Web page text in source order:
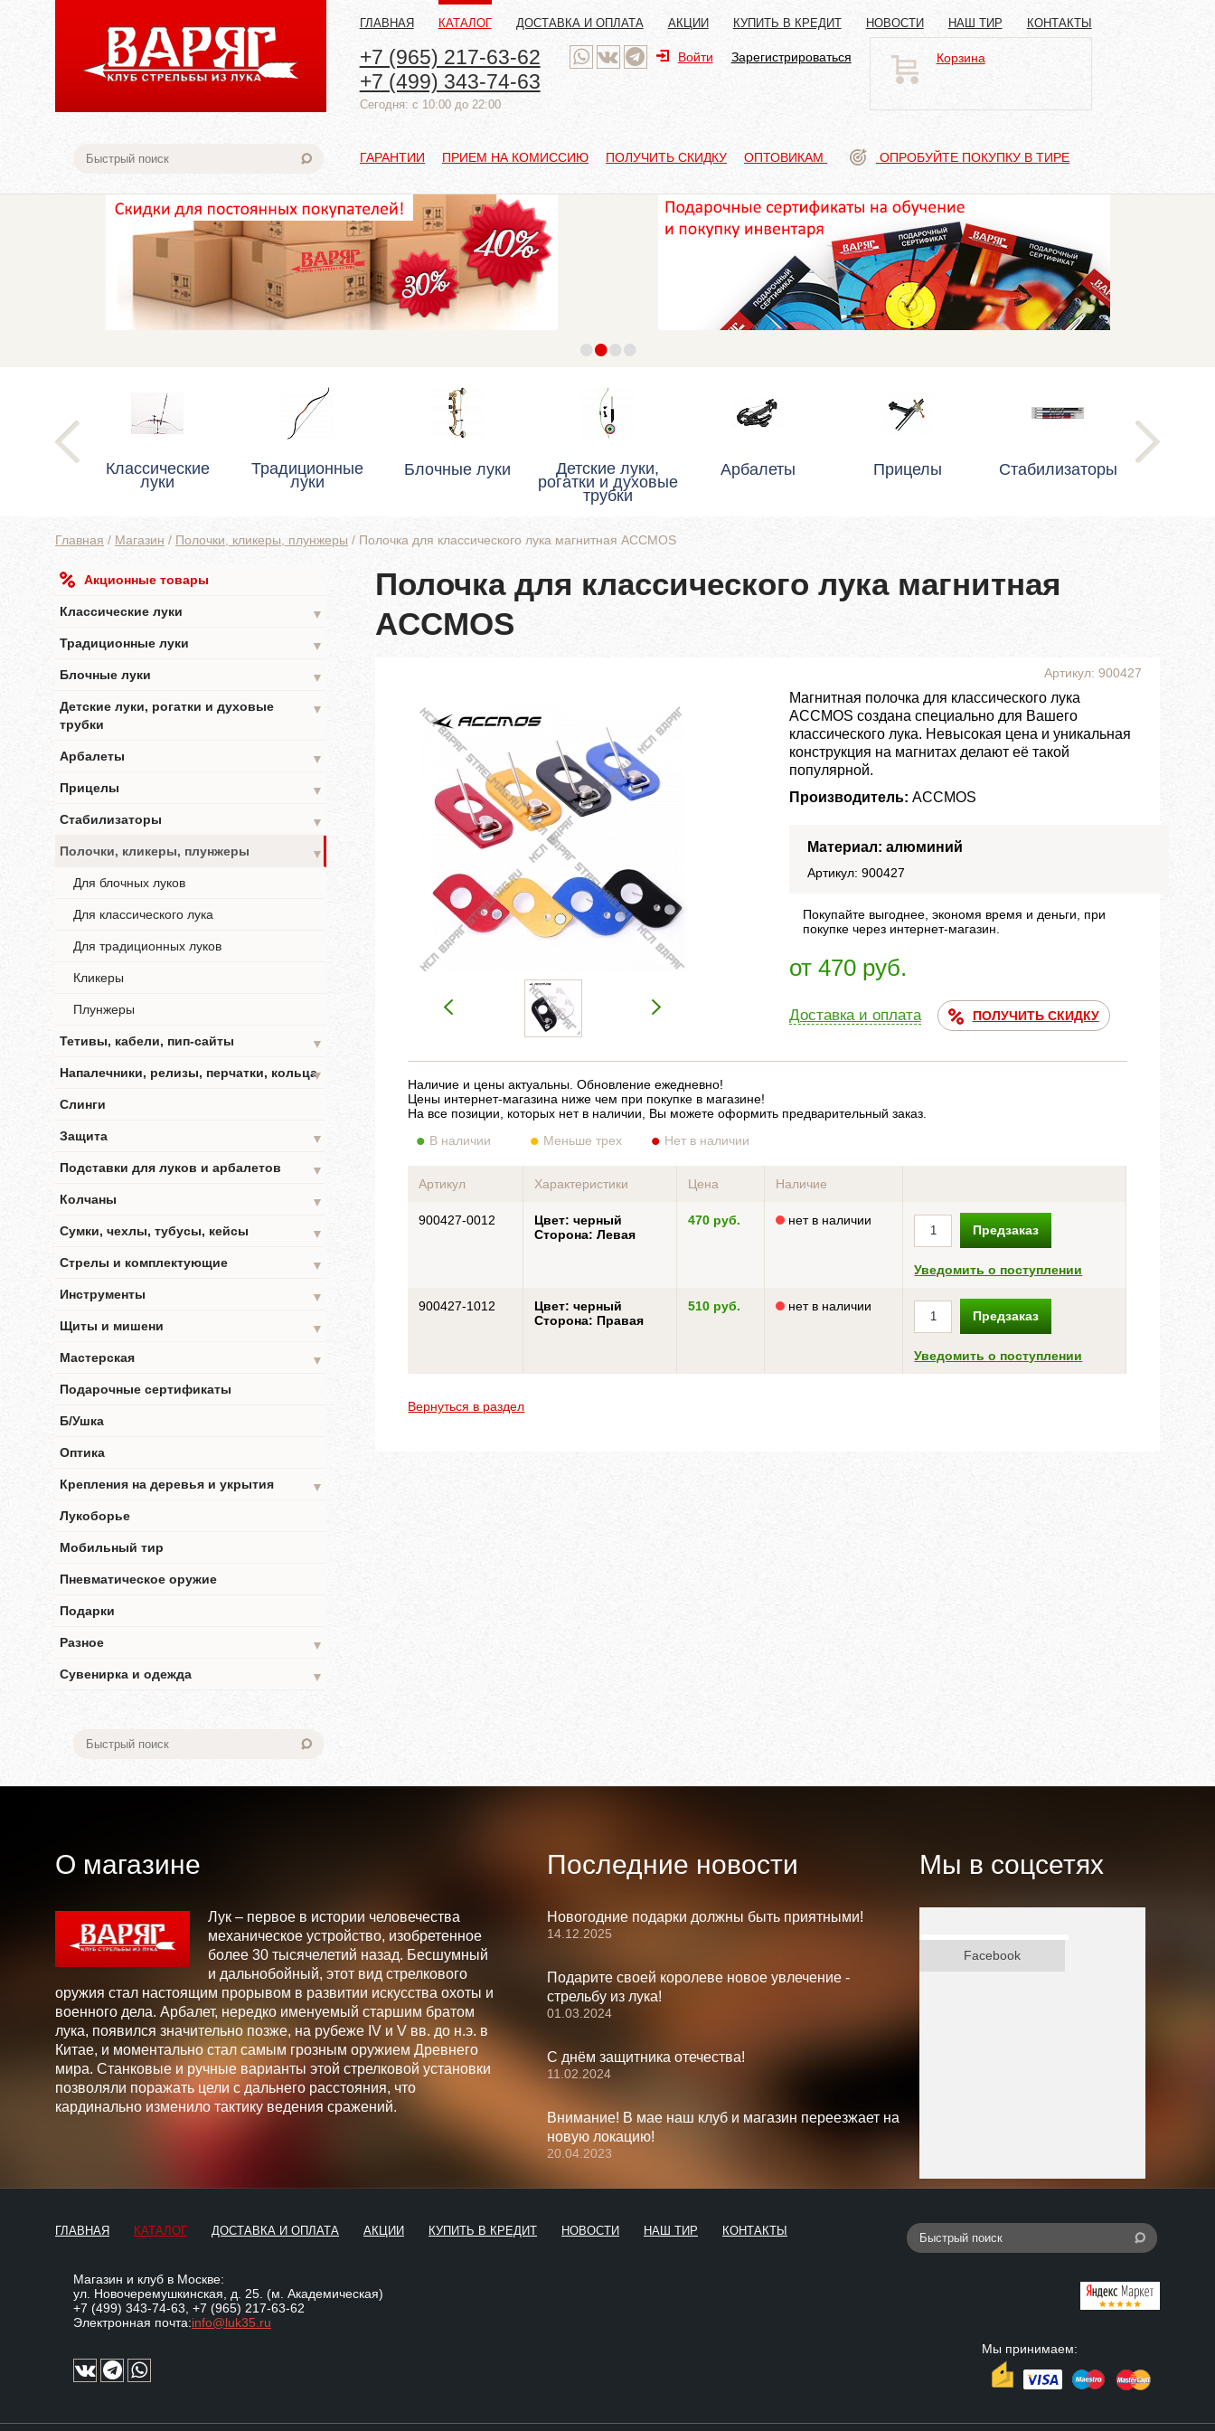
ГЛАВНАЯ КАТАЛОГ ДОСТАВКА И ОПЛАТА АКЦИИ КУПИТЬ В КРЕДИТ НОВОСТИ НАШ ТИР КОНТАКТЫ
+7 (965) 217-63-62
+7 (499) 343-74-63
Cегодня: с 10:00 до 22:00
Войти Зарегистрироваться Корзина
ГАРАНТИИ ПРИЕМ НА КОМИССИЮ ПОЛУЧИТЬ СКИДКУ ОПТОВИКАМ ОПРОБУЙТЕ ПОКУПКУ В ТИРЕ
••••
Классические
луки
Традиционные
луки
Блочные луки Детские луки,
рогатки и духовые
трубки
Арбалеты Прицелы Стабилизаторы
Главная / Магазин / Полочки, кликеры, плунжеры / Полочка для классического лука магнитная ACCMOS
Акционные товары
Классические луки
▼
Традиционные луки
▼
Блочные луки
▼
Детские луки, рогатки и духовые
трубки
▼
Арбалеты
▼
Прицелы
▼
Стабилизаторы
▼
Полочки, кликеры, плунжеры
▼
Для блочных луков
Для классического лука
Для традиционных луков
Кликеры
Плунжеры
Тетивы, кабели, пип-сайты
▼
Напалечники, релизы, перчатки, кольца▼
Слинги
Защита
▼
Подставки для луков и арбалетов
▼
Колчаны
▼
Сумки, чехлы, тубусы, кейсы
▼
Стрелы и комплектующие
▼
Инструменты
▼
Щиты и мишени
▼
Мастерская
▼
Подарочные сертификаты
Б/Ушка
Оптика
Крепления на деревья и укрытия
▼
Лукоборье
Мобильный тир
Пневматическое оружие
Подарки
Разное
▼
Сувенирка и одежда
▼
Полочка для классического лука магнитная
ACCMOS
Артикул: 900427
Магнитная полочка для классического лука
ACCMOS создана специально для Вашего
классического лука. Невысокая цена и уникальная
конструкция на магнитах делают её такой
популярной.
Производитель: ACCMOS
Материал: алюминий
Артикул: 900427
Покупайте выгоднее, экономя время и деньги, при
покупке через интернет-магазин.
от 470 руб.
Доставка и оплата ПОЛУЧИТЬ СКИДКУ
Наличие и цены актуальны. Обновление ежедневно!
Цены интернет-магазина ниже чем при покупке в магазине!
На все позиции, которых нет в наличии, Вы можете оформить предварительный заказ.
В наличии
Меньше трех Нет в наличии
Артикул Характеристики Цена Наличие
900427-0012
Цвет: черный
Сторона: Левая
470 руб. нет в наличии
Предзаказ
Уведомить о поступлении
900427-1012
Цвет: черный
Сторона: Правая
510 руб. нет в наличии
Предзаказ
Уведомить о поступлении
Вернуться в раздел
О магазине
Лук – первое в истории человечества
механическое устройство, изобретенное
более 30 тысячелетий назад. Бесшумный
и дальнобойный, этот вид стрелкового
оружия стал настоящим прорывом в развитии искусства охоты и
военного дела. Арбалет, нередко именуемый старшим братом
лука, появился значительно позже, на рубеже IV и V вв. до н.э. в
Китае, и моментально стал самым грозным оружием Древнего
мира. Станковые и ручные варианты этой стрелковой установки
позволяли поражать цели с дальнего расстояния, что
кардинально изменило тактику ведения сражений.
Последние новости
Новогодние подарки должны быть приятными!
14.12.2025
Подарите своей королеве новое увлечение -
стрельбу из лука!
01.03.2024
С днём защитника отечества!
11.02.2024
Внимание! В мае наш клуб и магазин переезжает на
новую локацию!
20.04.2023
Мы в соцсетях
Facebook
ГЛАВНАЯ КАТАЛОГ ДОСТАВКА И ОПЛАТА АКЦИИ КУПИТЬ В КРЕДИТ НОВОСТИ НАШ ТИР КОНТАКТЫ
Мы принимаем:
Магазин и клуб в Москве:
ул. Новочеремушкинская, д. 25. (м. Академическая)
+7 (499) 343-74-63 +7 (965) 217-63-62
Электронная почта:info@luk35.ru